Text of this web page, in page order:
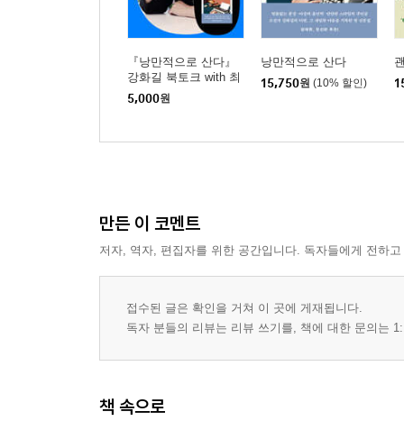
『낭만적으로 산다』
강화길 북토크 with 최
지은 (사회)
5,000원
낭만적으로 산다
15,750원 (10% 할인)
만든 이 코멘트
저자, 역자, 편집자를 위한 공간입니다. 독자들에게 전하
접수된 글은 확인을 거쳐 이 곳에 게재됩니다.
독자 분들의 리뷰는 리뷰 쓰기를, 책에 대한 문의는
책 속으로